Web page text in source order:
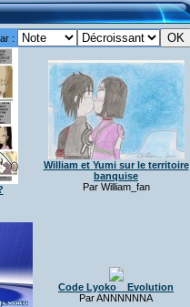
:
William et Yumi sur le territoire
banquise
Par William_fan
Code Lyoko _ Evolution
Par ANNNNNNA